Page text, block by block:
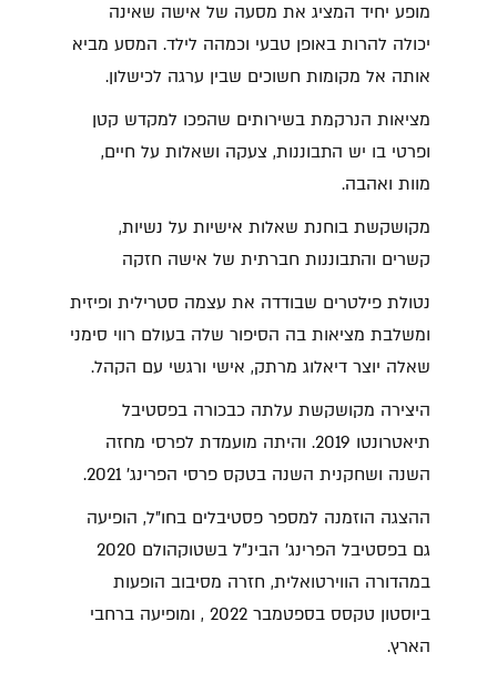
מופע יחיד המציג את מסעה של אישה שאינה
יכולה להרות באופן טבעי וכמהה לילד. המסע מביא
אותה אל מקומות חשוכים שבין ערגה לכישלון.
מציאות הנרקמת בשירותים שהפכו למקדש קטן
ופרטי בו יש התבוננות, צעקה ושאלות על חיים,
מוות ואהבה.
מקושקשת בוחנת שאלות אישיות על נשיות,
קשרים והתבוננות חברתית של אישה חזקה
נטולת פילטרים שבודדה את עצמה סטרילית ופיזית
ומשלבת מציאות בה הסיפור שלה בעולם רווי סימני
שאלה יוצר דיאלוג מרתק, אישי ורגשי עם הקהל.
היצירה מקושקשת עלתה כבכורה בפסטיבל
תיאטרונטו 2019. והיתה מועמדת לפרסי מחזה
השנה ושחקנית השנה בטקס פרסי הפרינג' 2021.
ההצגה הוזמנה למספר פסטיבלים בחו"ל, הופיעה
גם בפסטיבל הפרינג' הבינ"ל בשטוקהולם 2020
במהדורה הווירטואלית, חזרה מסיבוב הופעות
ביוסטון טקסס בספטמבר 2022 , ומופיעה ברחבי
הארץ.